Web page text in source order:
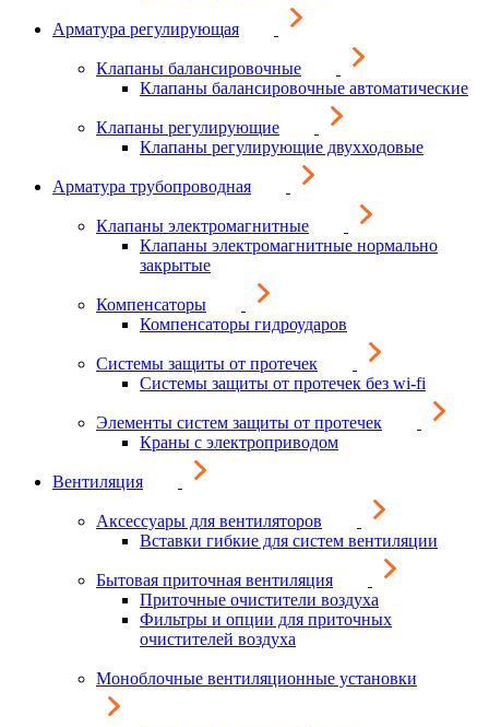
Арматура регулирующая
Клапаны балансировочные
Клапаны балансировочные автоматические
Клапаны регулирующие
Клапаны регулирующие двухходовые
Арматура трубопроводная
Клапаны электромагнитные
Клапаны электромагнитные нормально
закрытые
Компенсаторы
Компенсаторы гидроударов
Системы защиты от протечек
Системы защиты от протечек без wi-fi
Элементы систем защиты от протечек
Краны с электроприводом
Вентиляция
Аксессуары для вентиляторов
Вставки гибкие для систем вентиляции
Бытовая приточная вентиляция
Приточные очистители воздуха
Фильтры и опции для приточных
очистителей воздуха
Моноблочные вентиляционные установки